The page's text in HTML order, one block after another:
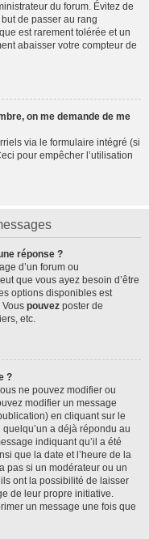
du forum. Évitez de
de passer au rang
est rarement tolérée et un
abaisser votre compteur de
on me demande de me
via le formulaire intégré (si
pour empêcher l’utilisation
réponse ?
d’un forum ou
que vous ayez besoin d’être
options disponibles est
pouvez poster de
etc.
?
ne pouvez modifier ou
modifier un message
en cliquant sur le
a déjà répondu au
indiquant qu’il a été
que la date et l’heure de la
pas si un modérateur ou un
ont la possibilité de laisser
de leur propre initiative.
un message une fois que